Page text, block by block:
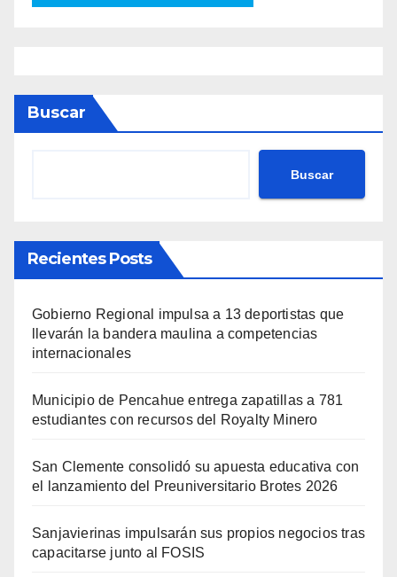
Buscar
Buscar
Recientes Posts
Gobierno Regional impulsa a 13 deportistas que
llevarán la bandera maulina a competencias
internacionales
Municipio de Pencahue entrega zapatillas a 781
estudiantes con recursos del Royalty Minero
San Clemente consolidó su apuesta educativa con
el lanzamiento del Preuniversitario Brotes 2026
Sanjavierinas impulsarán sus propios negocios tras
capacitarse junto al FOSIS